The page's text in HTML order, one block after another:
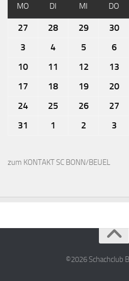
MO DI MI DO
27 28 29 30
3
4 5 6
10
11 12 13
17
18 19 20
24
25 26 27
31
1 2 3
zum KONTAKT SC BONN/BEUEL
©2026 Schachclub